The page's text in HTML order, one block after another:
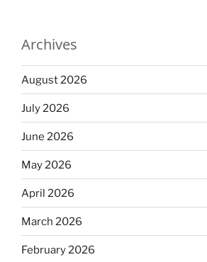
Archives
August 2026
July 2026
June 2026
May 2026
April 2026
March 2026
February 2026